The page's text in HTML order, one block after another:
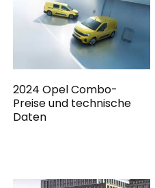
2024 Opel Combo-
Preise und technische
Daten